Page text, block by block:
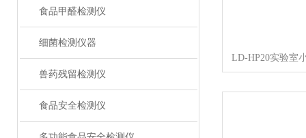
食品甲醛检测仪
细菌检测仪器
兽药残留检测仪
食品安全检测仪